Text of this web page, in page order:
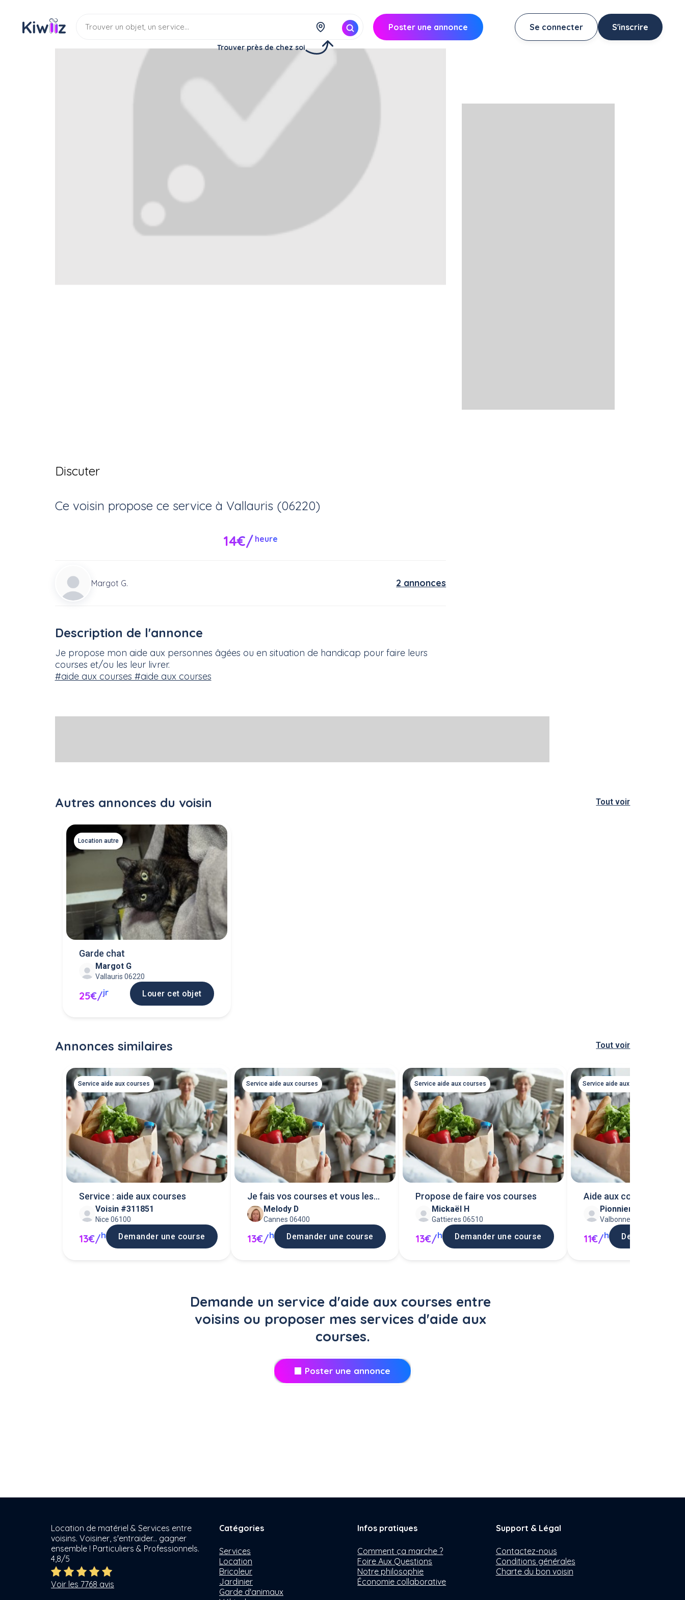
Trouver près de chez soi
Poster une annonce Se connecter S'inscrire
Aide aux courses / livraison courses
Aide aux courses #aide aux courses
Discuter
Ce voisin propose ce service à Vallauris (06220)
14€/ heure
Margot G. 2 annonces
Description de l'annonce
Je propose mon aide aux personnes âgées ou en situation de handicap pour faire leurs
courses et/ou les leur livrer.
#aide aux courses #aide aux courses
Autres annonces du voisin Tout voir
Location autre
Garde chat
Margot G
Vallauris 06220
25€/jr Louer cet objet
Annonces similaires Tout voir
Service aide aux courses
Service : aide aux courses
Voisin #311851
Nice 06100
13€/h Demander une course
Service aide aux courses
Je fais vos courses et vous les
livresMelody D
Cannes 06400
13€/h Demander une course
Service aide aux courses
Propose de faire vos courses
Mickaël H
Gattieres 06510
13€/h Demander une course
Service aide aux courses
Aide aux course au
valbonne
Pionniers caravelles
Valbonne 06560
11€/h Demander une
Demande un service d'aide aux courses entre
voisins ou proposer mes services d'aide aux
courses.
Poster une annonce
Location de matériel & Services entre
voisins. Voisiner, s'entraider... gagner
ensemble ! Particuliers & Professionnels.
4,8/5
Voir les 7768 avis
Catégories
Services
Location
Bricoleur
Jardinier
Garde d'animaux
Infos pratiques
Comment ça marche ?
Foire Aux Questions
Notre philosophie
Économie collaborative
Support & Légal
Contactez-nous
Conditions générales
Charte du bon voisin